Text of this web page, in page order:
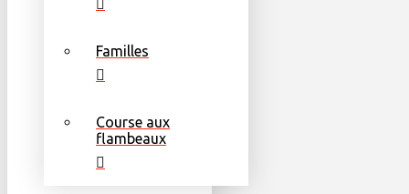
Familles
Course aux
flambeaux